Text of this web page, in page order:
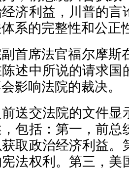
济利益，川普的言
系的完整性和公正
首席法官福尔摩斯
述中所说的请求国
影响法院的裁决。
送交法院的文件显
包括：第一，前总
取政治经济利益。
法权利。第三，美